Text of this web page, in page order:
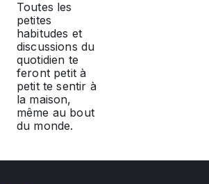
Toutes les
petites
habitudes et
discussions du
quotidien te
feront petit à
petit te sentir à
la maison,
même au bout
du monde.